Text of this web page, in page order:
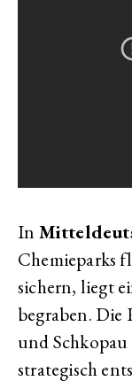
In
Chemieparks
sichern, liegt
begraben.
und
strategisch